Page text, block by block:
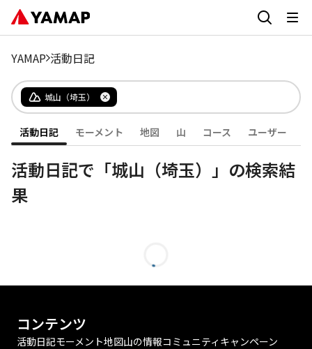
YAMAP 活動日記
城山（埼玉）
活動日記 モーメント 地図 山 コース ユーザー
活動日記で「城山（埼玉）」の検索結
果
コンテンツ
活動日記モーメント地図山の情報コミュニティ キャンペーン